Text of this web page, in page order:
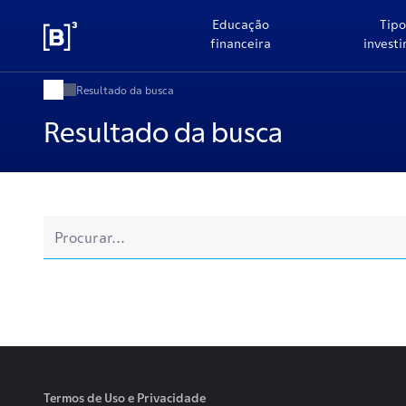
Educação
financeira
Resultado da busca
Resultado da busca
Termos de Uso e Privacidade